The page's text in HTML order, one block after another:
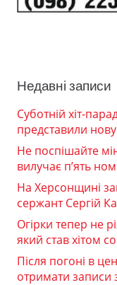
Недавні записи
Суботній хіт-
представили
Не поспішайте
вилучає п’ять
На Херсонщині
сержант Сергій
Огірки тепер не
який став хітом
Після погоні в
отримати записи